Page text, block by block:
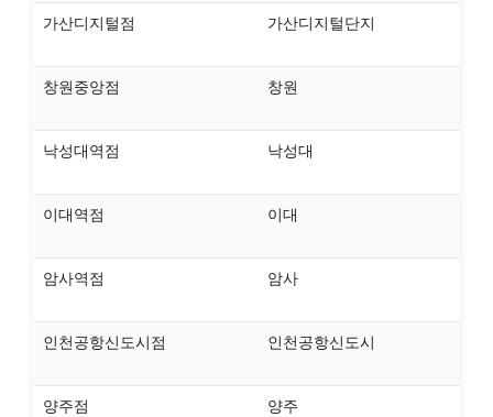
가산디지털점 가산디지털단지
창원중앙점 창원
낙성대역점 낙성대
이대역점 이대
암사역점 암사
인천공항신도시점 인천공항신도시
양주점 양주